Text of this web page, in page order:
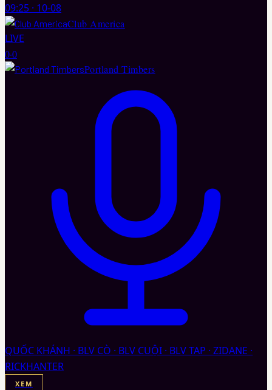
09:25 · 10-08
Club America
LIVE
0·0
Portland Timbers
QUỐC KHÁNH · BLV CÒ · BLV CUỘI · BLV TAP · ZIDANE ·
RICKHANTER
XEM